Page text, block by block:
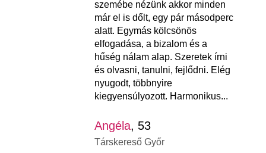
szemébe nézünk akkor minden
már el is dőlt, egy pár másodperc
alatt. Egymás kölcsönös
elfogadása, a bizalom és a
hűség nálam alap. Szeretek írni
és olvasni, tanulni, fejlődni. Elég
nyugodt, többnyire
kiegyensúlyozott. Harmonikus...
Angéla, 53
Társkereső Győr